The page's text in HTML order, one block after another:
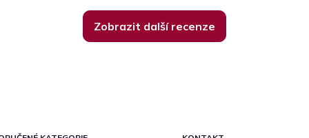
Zobrazit další recenze